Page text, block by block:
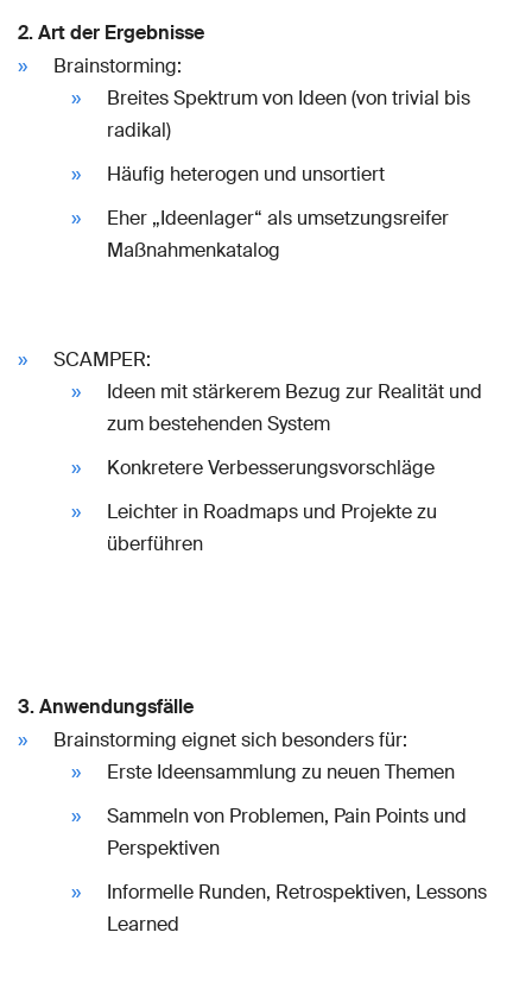
2. Art der Ergebnisse
Brainstorming:
Breites Spektrum von Ideen (von trivial bis
radikal)
Häufig heterogen und unsortiert
Eher „Ideenlager“ als umsetzungsreifer
Maßnahmenkatalog
SCAMPER:
Ideen mit stärkerem Bezug zur Realität und
zum bestehenden System
Konkretere Verbesserungsvorschläge
Leichter in Roadmaps und Projekte zu
überführen
3. Anwendungsfälle
Brainstorming eignet sich besonders für:
Erste Ideensammlung zu neuen Themen
Sammeln von Problemen, Pain Points und
Perspektiven
Informelle Runden, Retrospektiven, Lessons
Learned